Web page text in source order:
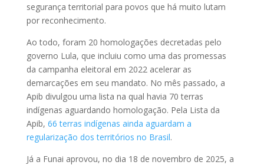
segurança territorial para povos que há muito lutam
por reconhecimento.
Ao todo, foram 20 homologações decretadas pelo
governo Lula, que incluiu como uma das promessas
da campanha eleitoral em 2022 acelerar as
demarcações em seu mandato. No mês passado, a
Apib divulgou uma lista na qual havia 70 terras
indígenas aguardando homologação. Pela Lista da
Apib, 66 terras indígenas ainda aguardam a
regularização dos territórios no Brasil.
Já a Funai aprovou, no dia 18 de novembro de 2025, a